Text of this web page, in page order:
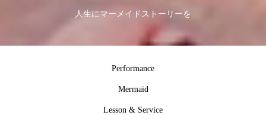
人生にマーメイドストーリーを
Performance
Mermaid
Lesson & Service